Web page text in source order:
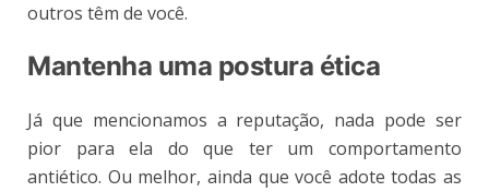
outros têm de você.
Mantenha uma postura ética
Já que mencionamos a reputação, nada pode ser
pior para ela do que ter um comportamento
antiético. Ou melhor, ainda que você adote todas as